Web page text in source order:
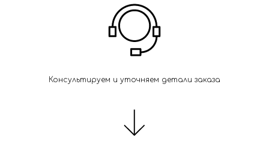
Консультируем и уточняем детали заказа